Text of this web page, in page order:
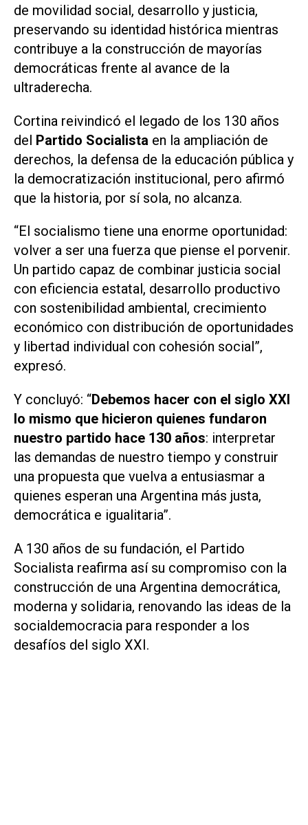
de movilidad social, desarrollo y justicia,
preservando su identidad histórica mientras
contribuye a la construcción de mayorías
democráticas frente al avance de la
ultraderecha.
Cortina reivindicó el legado de los 130 años
del Partido Socialista en la ampliación de
derechos, la defensa de la educación pública y
la democratización institucional, pero afirmó
que la historia, por sí sola, no alcanza.
“El socialismo tiene una enorme oportunidad:
volver a ser una fuerza que piense el porvenir.
Un partido capaz de combinar justicia social
con eficiencia estatal, desarrollo productivo
con sostenibilidad ambiental, crecimiento
económico con distribución de oportunidades
y libertad individual con cohesión social”,
expresó.
Y concluyó: “Debemos hacer con el siglo XXI
lo mismo que hicieron quienes fundaron
nuestro partido hace 130 años: interpretar
las demandas de nuestro tiempo y construir
una propuesta que vuelva a entusiasmar a
quienes esperan una Argentina más justa,
democrática e igualitaria”.
A 130 años de su fundación, el Partido
Socialista reafirma así su compromiso con la
construcción de una Argentina democrática,
moderna y solidaria, renovando las ideas de la
socialdemocracia para responder a los
desafíos del siglo XXI.